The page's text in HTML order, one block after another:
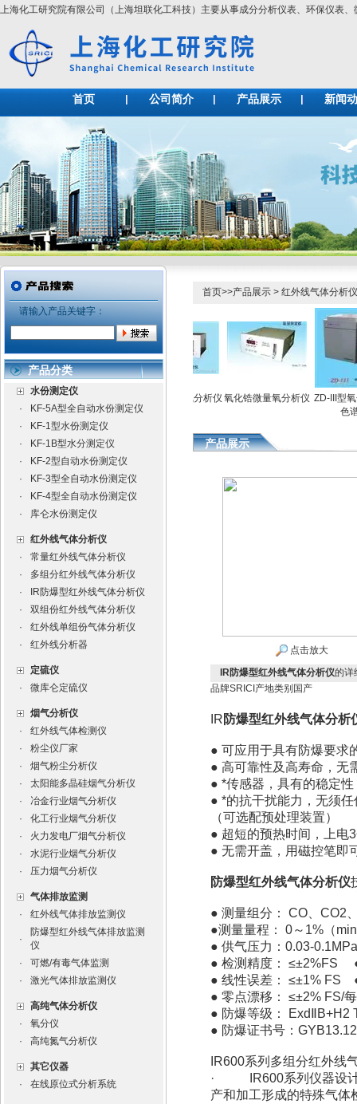
上海化工研究院有限公司（上海坦联化工科技）主要从事成分分析仪表、环保仪
首页 公司简介 产品展示 新闻
请输入产品关键字：
产品分类
水份测定仪
·
KF-5A型全自动水份测定仪
·
KF-1型水份测定仪
·
KF-1B型水分测定仪
·
KF-2型自动水份测定仪
·
KF-3型全自动水份测定仪
·
KF-4型全自动水份测定仪
·
库仑水份测定仪
红外线气体分析仪
·
常量红外线气体分析仪
·
多组分红外线气体分析仪
·
IR防爆型红外线气体分析仪
·
双组份红外线气体分析仪
·
红外线单组份气体分析仪
·
红外线分析器
定硫仪
·
微库仑定硫仪
烟气分析仪
·
红外线气体检测仪
·
粉尘仪厂家
·
烟气粉尘分析仪
·
太阳能多晶硅烟气分析仪
·
冶金行业烟气分析仪
·
化工行业烟气分析仪
·
火力发电厂烟气分析仪
·
水泥行业烟气分析仪
·
压力烟气分析仪
气体排放监测
·
红外线气体排放监测仪
·
防爆型红外线气体排放监测
仪
·
可燃/有毒气体监测
·
激光气体排放监测仪
高纯气体分析仪
·
氧分仪
·
高纯氮气分析仪
其它仪器
·
在线原位式分析系统
首页>>产品展示> 红外线气体分析仪
全自动水份测定仪 氧化锆微量氧分析仪氧化锆微量氧分析仪 ZD-III型氧化
色谱仪
产品展示
点击放大
IR防爆型红外线气体分析仪的详
品牌SRICI 产地类别 国产
IR 防爆型红外线气体分析
● 可应用于具有防爆要求
● 高可靠性及高寿命，无
● *传感器，具有的稳定性
● *的抗干扰能力，无须
（可选配预处理装置）
● 超短的预热时间，上电
● 无需开盖，用磁控笔即
防爆型红外线气体分析仪
● 测量组分： CO、CO2
●测量量程： 0～1%（
● 供气压力：0.03-0.1MPa
● 检测精度： ≤±2%FS
● 线性误差： ≤±1% FS
● 零点漂移： ≤±2% FS/
● 防爆等级：
● 防爆证书号：
IR600系列多组分红外线
· IR600系列仪器设计
产和加工形成的特殊气体